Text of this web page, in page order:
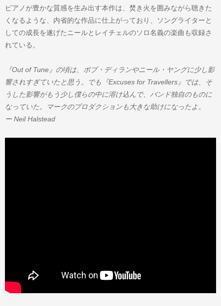
ピアノが豊かな質感を生み出す本作は、焚き火を囲みながら聴きた
くなるような、内省的な作品に仕上がっており、ソングライターと
しての成長を遂げたニールとレイチェルのソロ名義の楽曲も収録さ
れている。​​​​​​​
『Out of Tune』の頃は、ボブ・ディランやニール・ヤングに少し影
響されすぎていたと思う。でも『Excuses for Travellers』では、そ
うした影響がもう少し僕らの中に溶け込んで、バンド独自のものに
なっていた。マークのプロダクションも大きな助けになったよ。
ー Neil Halstead